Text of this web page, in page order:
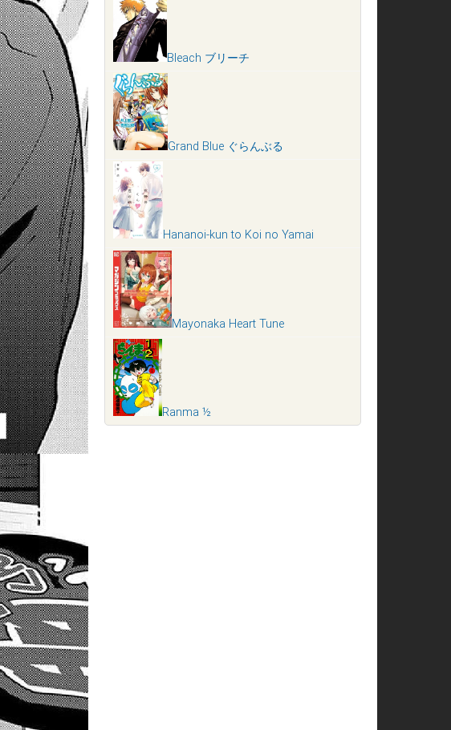
Bleach ブリーチ
Grand Blue ぐらんぶる
Hananoi-kun to Koi no Yamai
Mayonaka Heart Tune
Ranma ½